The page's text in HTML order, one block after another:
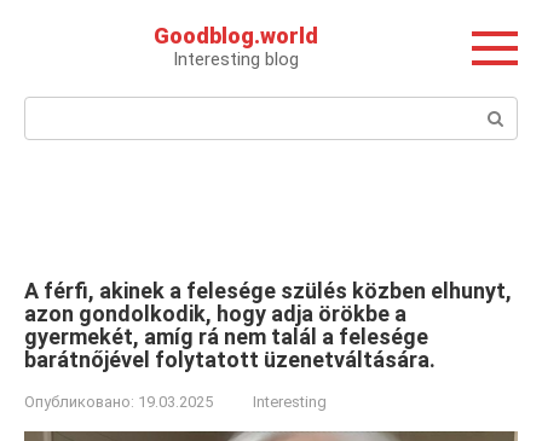
Goodblog.world
Interesting blog
Поиск:
A férfi, akinek a felesége szülés közben elhunyt,
azon gondolkodik, hogy adja örökbe a
gyermekét, amíg rá nem talál a felesége
barátnőjével folytatott üzenetváltására.
Опубликовано: 19.03.2025 Interesting